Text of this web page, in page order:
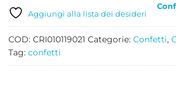
1
quantità
Aggiungi alla lista dei desideri
COD: CRI010119021 Categorie: Confetti,
Tag: confetti